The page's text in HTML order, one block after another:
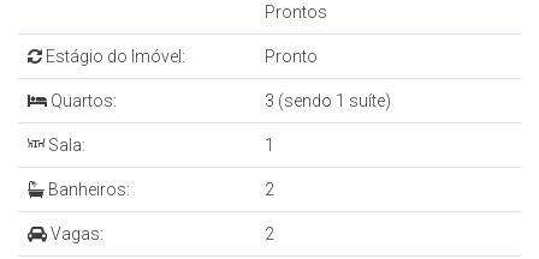
Prontos
Estágio do Imóvel: Pronto
Quartos: 3 (sendo 1 suíte)
Sala: 1
Banheiros: 2
Vagas: 2